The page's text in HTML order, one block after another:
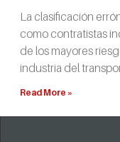
La clasificación
como contratistas
de los mayores
industria del
Read More »